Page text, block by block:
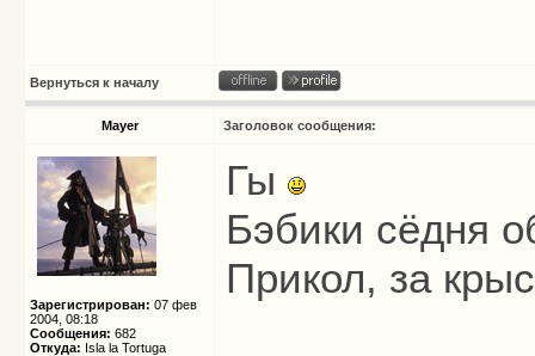
Вернуться к началу
Mayer Заголовок сообщения:
Зарегистрирован: 07 фев
2004, 08:18
Сообщения: 682
Откуда: Isla la Tortuga
Гы
Бэбики сёдня
Прикол, за